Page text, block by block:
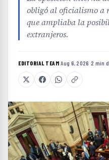
obligó al oficialismo a
que ampliaba la
extranjeros.
EDITORIAL TEAM·Aug 6, 2026 ·2 min